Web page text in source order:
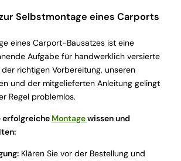
Selbstmontage eines Carports
eines Carport-Bausatzes ist eine
Aufgabe für handwerklich versierte
der richtigen Vorbereitung, unseren
und der mitgelieferten Anleitung gelingt
Regel problemlos.
erfolgreiche Montagewissen und
Klären Sie vor der Bestellung und